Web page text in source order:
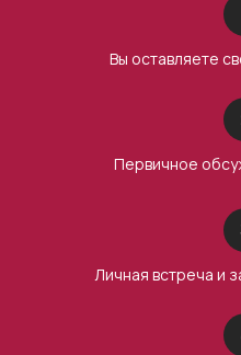
Вы оставляете
Первичное
Личная встреча и